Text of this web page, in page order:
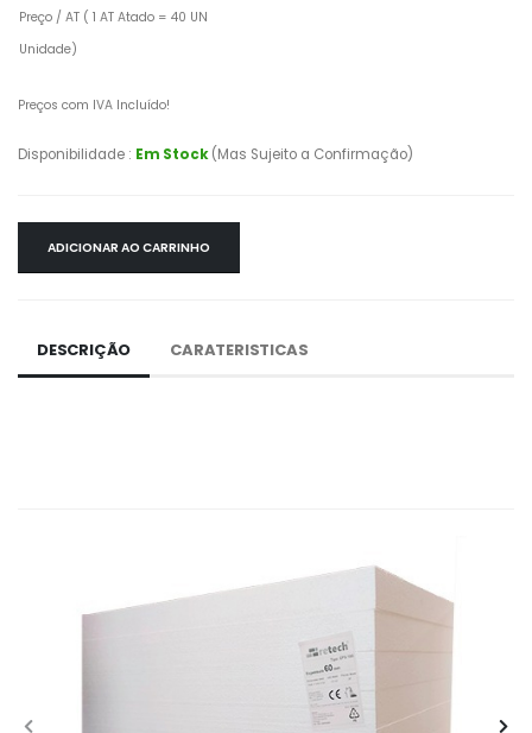
Preço / AT ( 1 AT Atado = 40 UN
Unidade)
Preços com IVA Incluído!
Disponibilidade : Em Stock(Mas Sujeito a Confirmação)
ADICIONAR AO CARRINHO
DESCRIÇÃO CARATERISTICAS